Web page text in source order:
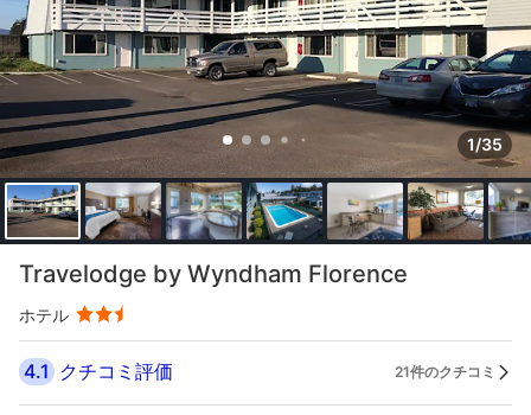
1/35
Travelodge by Wyndham Florence
ホテル
4.1 クチコミ評価 21件のクチコミ